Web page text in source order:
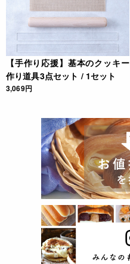
【手作り応援】基本のクッキー
作り道具3点セット / 1セット
3,069円